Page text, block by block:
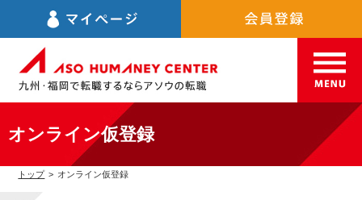
オンライン仮登録
トップ > オンライン仮登録